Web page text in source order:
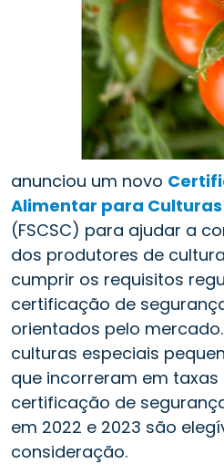
anunciou um novo
Alimentar para Culturas
(FSCSC) para ajudar a
dos produtores de
cumprir os requisitos
certificação de
orientados pelo
culturas especiais
que incorreram em
certificação de
em 2022 e 2023 são
consideração.